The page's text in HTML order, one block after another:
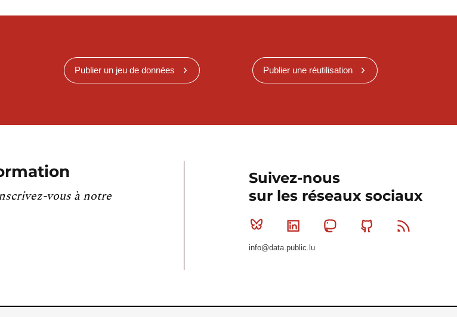
Publier un jeu de données Publier une réutilisation
vous à notre
Suivez-nous
sur les réseaux sociaux
Bluesky Linkedin MastodonGithub
info@data.public.lu